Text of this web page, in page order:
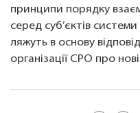
принципи порядку
серед суб’єктів
ляжуть в основу
організації СРО про